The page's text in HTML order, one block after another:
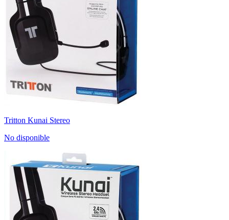
Tritton Kunai Stereo
No disponible